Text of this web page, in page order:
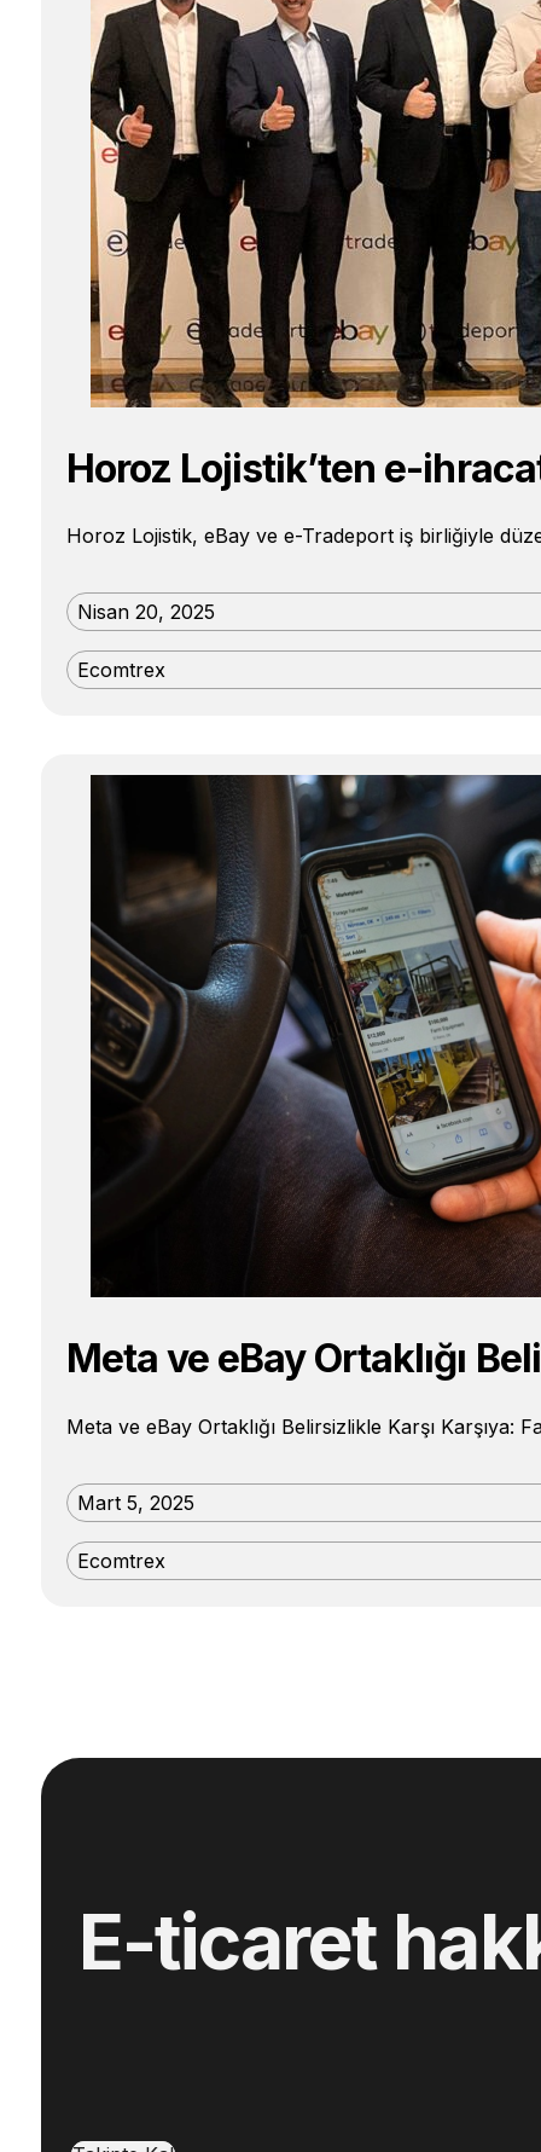
Horoz Lojistik’ten e-
Horoz Lojistik, eBay ve e-Tradeport iş birliğiyle
Nisan 20, 2025
Ecomtrex
Meta ve eBay Ortaklığı
Meta ve eBay Ortaklığı Belirsizlikle Karşı
Mart 5, 2025
Ecomtrex
E-ticaret